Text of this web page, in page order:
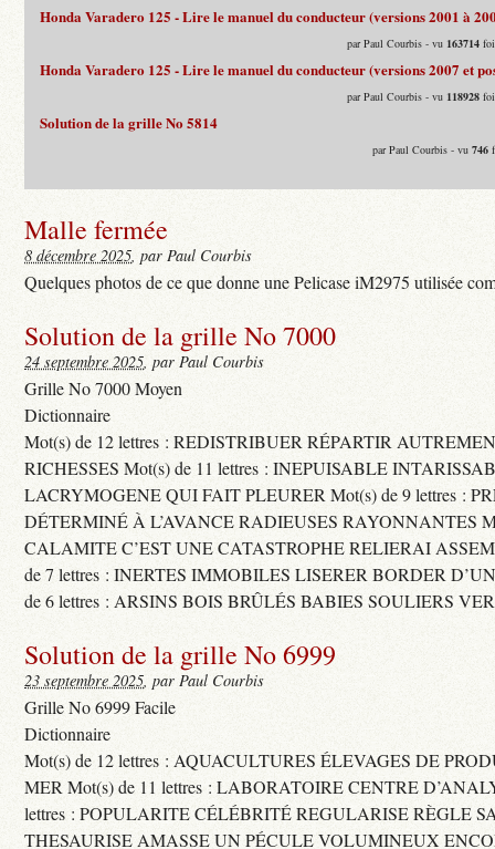
Honda Varadero 125 - Lire le manuel du conducteur (versions 2001 à
par Paul Courbis - vu 163714
Honda Varadero 125 - Lire le manuel du conducteur (versions 2007 et
par Paul Courbis - vu 118928
Solution de la grille No 5814
par Paul Courbis - vu746
Malle fermée
8 décembre 2025, par Paul Courbis
Quelques photos de ce que donne une Pelicase iM2975 utilisée
Solution de la grille No 7000
24 septembre 2025, par Paul Courbis
Grille No 7000 Moyen
Dictionnaire
Mot(s) de 12 lettres : REDISTRIBUER RÉPARTIR
RICHESSES Mot(s) de 11 lettres : INEPUISABLE
LACRYMOGENE QUI FAIT PLEURER Mot(s) de 9 lettres :
DÉTERMINÉ À L’AVANCE RADIEUSES RAYONNANTES
CALAMITE C’EST UNE CATASTROPHE RELIERAI
de 7 lettres : INERTES IMMOBILES LISERER BORDER
de 6 lettres : ARSINS BOIS BRÛLÉS BABIES SOULIERS
Solution de la grille No 6999
23 septembre 2025, par Paul Courbis
Grille No 6999 Facile
Dictionnaire
Mot(s) de 12 lettres : AQUACULTURES ÉLEVAGES DE
MER Mot(s) de 11 lettres : LABORATOIRE CENTRE
lettres : POPULARITE CÉLÉBRITÉ REGULARISE RÈGLE
THESAURISE AMASSE UN PÉCULE VOLUMINEUX